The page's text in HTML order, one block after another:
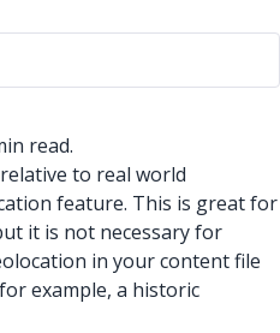
read.
to real world
feature. This is great for
it is not necessary for
in your content file
example, a historic